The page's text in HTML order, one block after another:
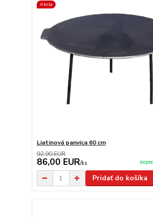
Akcia
Liatinová panvica 60 cm
92,90 EUR
86,00 EUR/ks
Pridať do košíka